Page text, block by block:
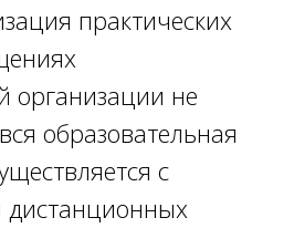
практических
организации не
образовательная
с
дистанционных